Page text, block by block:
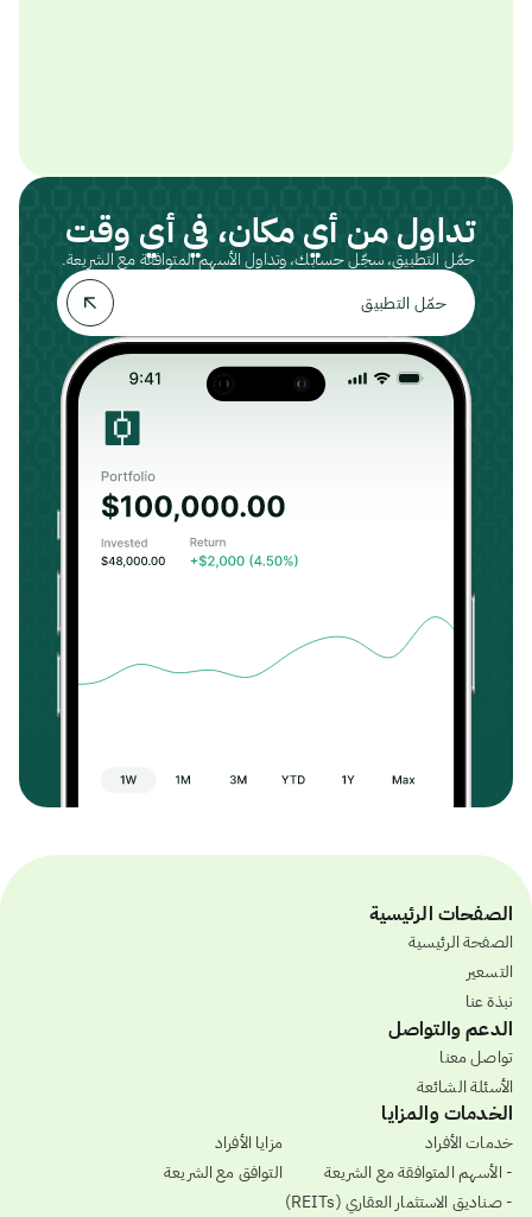
تداول من أي مكان، في أي وقت
حمّل التطبيق، سجّل حسابك، وتداول الأسهم المتوافقة مع الشريعة.
حمّل التطبيق
الصفحات الرئيسية
الصفحة الرئيسية
التسعير
نبذة عنا
الدعم والتواصل
تواصل معنا
الأسئلة الشائعة
الخدمات والمزايا
خدمات الأفراد
- الأسهم المتوافقة مع الشريعة
- صناديق الاستثمار العقاري (REITs)
مزايا الأفراد
التوافق مع الشريعة